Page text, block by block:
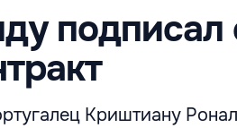
подписал
Криштиану